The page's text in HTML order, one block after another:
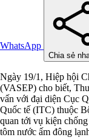
WhatsApp
Chia sẻ
Ngày 19/1, Hiệp hội
(VASEP) cho biết,
vấn với đại diện Cục
Quốc tế (ITC) thuộc
quan tới vụ kiện
tôm nước ấm đông